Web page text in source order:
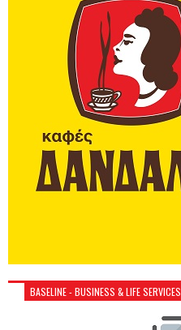
BASELINE - BUSINESS & LIFE SERVICES